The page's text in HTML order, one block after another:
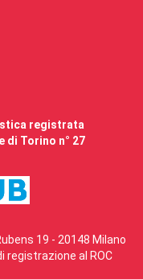
registrata
di Torino n° 27
19 - 20148 Milano
registrazione al ROC